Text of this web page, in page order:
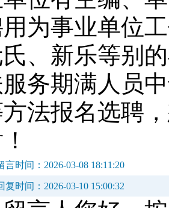
为事业单位
、新乐等别
务期满人员
法报名选聘
言时间：2026-03-08 18:11:20
复时间：2026-03-10 15:00:32